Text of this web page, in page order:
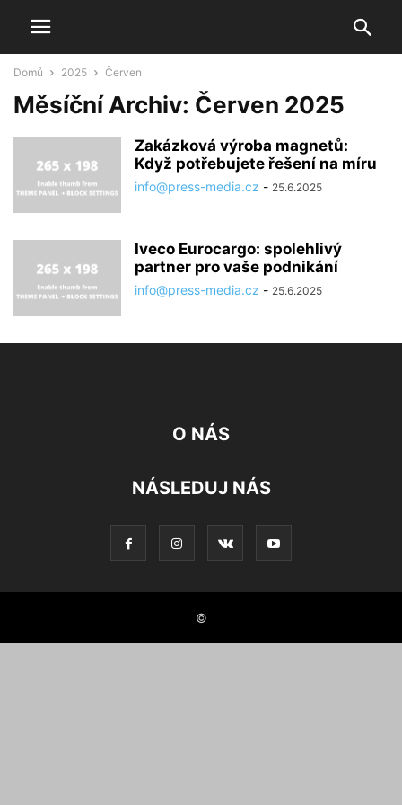
Domů 2025 Červen
Měsíční Archiv: Červen 2025
Zakázková výroba magnetů:
Když potřebujete řešení na míru
info@press-media.cz - 25.6.2025
Iveco Eurocargo: spolehlivý
partner pro vaše podnikání
info@press-media.cz - 25.6.2025
O NÁS
NÁSLEDUJ NÁS
©